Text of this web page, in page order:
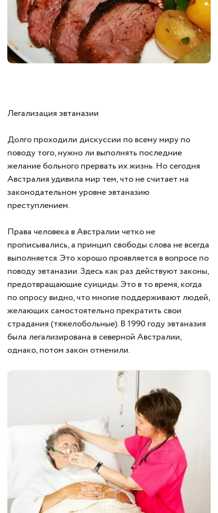
Легализация эвтаназии
Долго проходили дискуссии по всему миру по
поводу того, нужно ли выполнять последние
желание больного прервать их жизнь. Но сегодня
Австралия удивила мир тем, что не считает на
законодательном уровне эвтаназию
преступлением.
Права человека в Австралии четко не
прописывались, а принцип свободы слова не всегда
выполняется. Это хорошо проявляется в вопросе по
поводу эвтаназии. Здесь как раз действуют законы,
предотвращающие суициды. Это в то время, когда
по опросу видно, что многие поддерживают людей,
желающих самостоятельно прекратить свои
страдания (тяжелобольные). В 1990 году эвтаназия
была легализирована в северной Австралии,
однако, потом закон отменили.